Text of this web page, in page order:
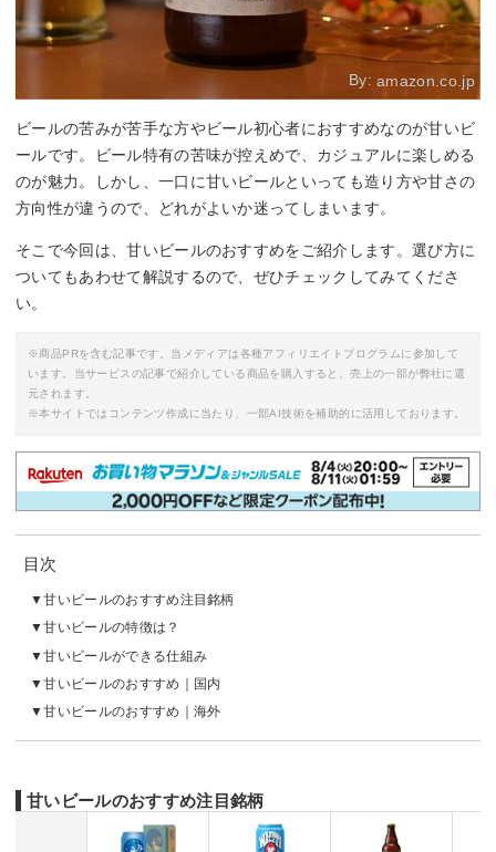
By:amazon.co.jp
ビールの苦みが苦手な方やビール初心者におすすめなのが甘いビ
ールです。ビール特有の苦味が控えめで、カジュアルに楽しめる
のが魅力。しかし、一口に甘いビールといっても造り方や甘さの
方向性が違うので、どれがよいか迷ってしまいます。
そこで今回は、甘いビールのおすすめをご紹介します。選び方に
ついてもあわせて解説するので、ぜひチェックしてみてくださ
い。
※商品PRを含む記事です。当メディアは各種アフィリエイトプログラムに参加して
います。当サービスの記事で紹介している商品を購入すると、売上の一部が弊社に還
元されます。
※本サイトではコンテンツ作成に当たり、一部AI技術を補助的に活用しております。
目次
甘いビールのおすすめ注目銘柄
甘いビールの特徴は？
甘いビールができる仕組み
甘いビールのおすすめ｜国内
甘いビールのおすすめ｜海外
甘いビールのおすすめ注目銘柄